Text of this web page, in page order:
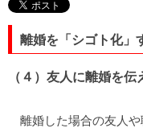
離婚を「シゴト化」
（４）友人に離婚を
離婚した場合の友人や